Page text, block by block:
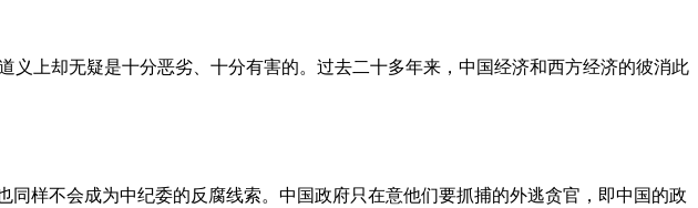
上却无疑是十分恶劣、十分有害的。过去二十多年来，中国经济和西方经济的彼消此
样不会成为中纪委的反腐线索。中国政府只在意他们要抓捕的外逃贪官，即中国的政